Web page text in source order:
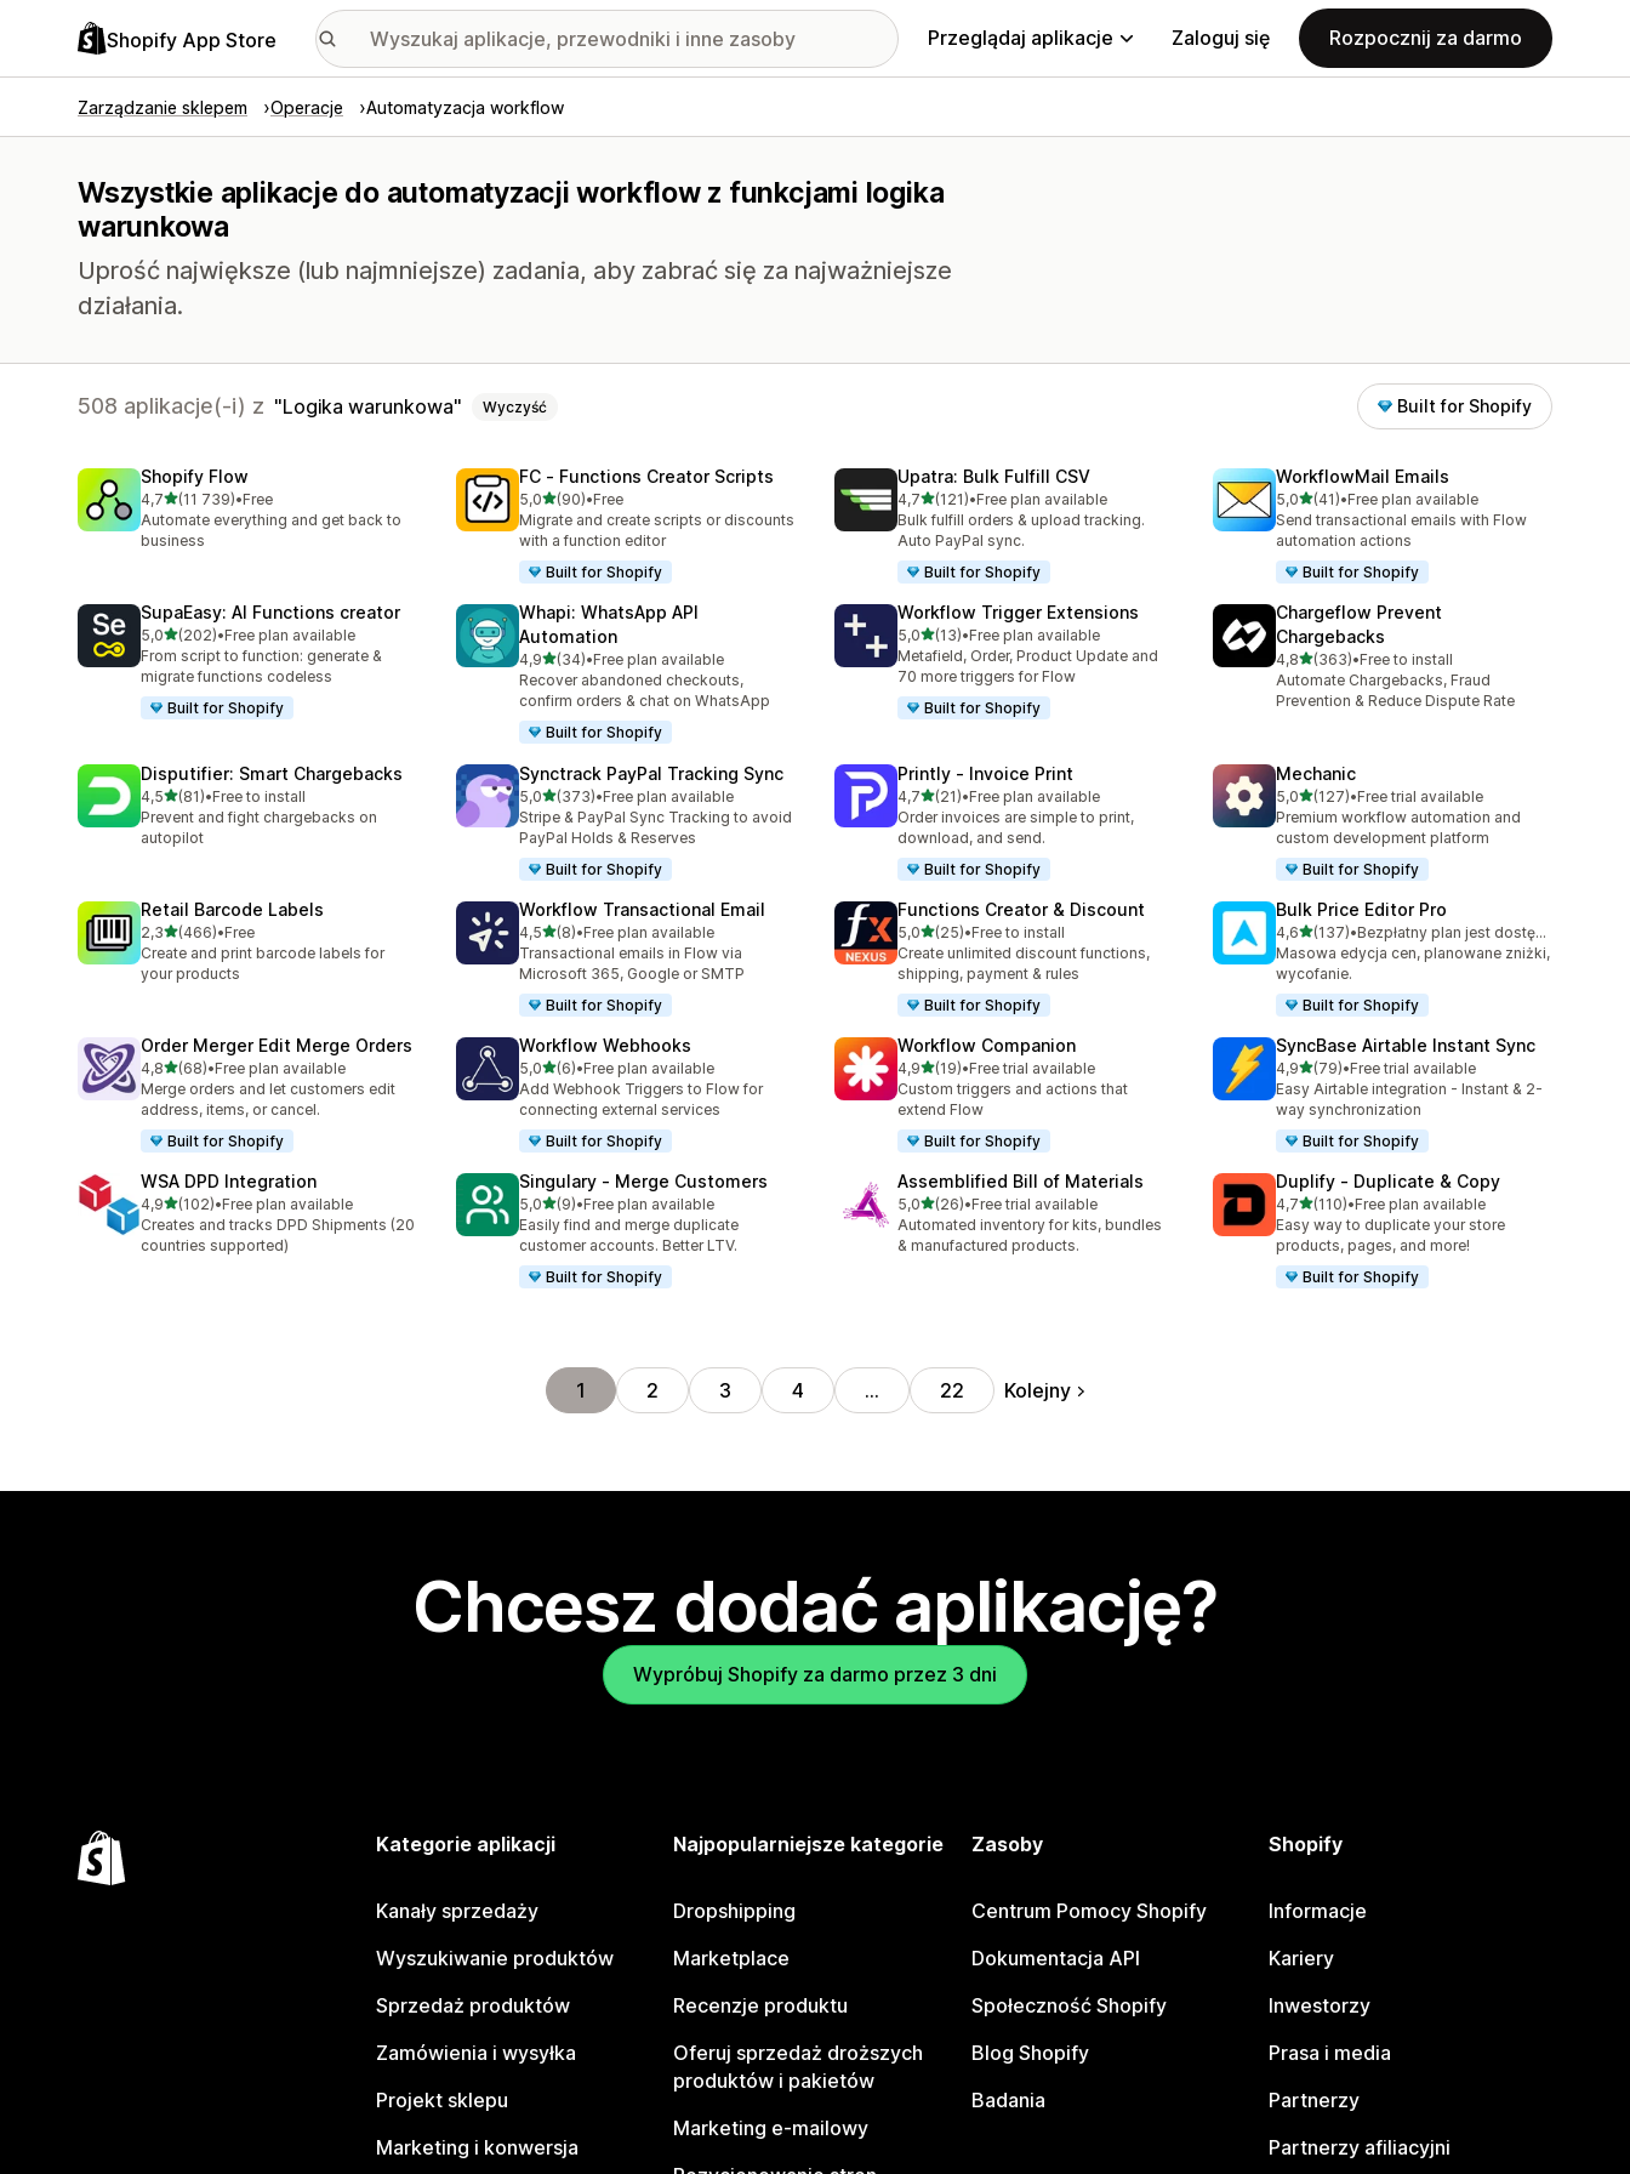
Shopify App Store Przeglądaj aplikacje Zaloguj się Rozpocznij za darmo
Zarządzanie sklepem Operacje Automatyzacja workflow
Wszystkie aplikacje do automatyzacji workflow z funkcjami logika
warunkowa
Uprość największe (lub najmniejsze) zadania, aby zabrać się za najważniejsze
działania.
508 aplikacje(-i) z Logika warunkowa Wyczyść Built for Shopify
Shopify Flow
4,7na 5 gwiazdek
(11 739)
Łączna liczba recenzji: 11739
•Free
Automate everything and get back to
business
FC ‑ Functions Creator Scripts
5,0na 5 gwiazdek
(90)
Łączna liczba recenzji: 90
•Free
Migrate and create scripts or discounts
with a function editor
Built for Shopify
Upatra: Bulk Fulfill CSV
4,7na 5 gwiazdek
(121)
Łączna liczba recenzji: 121
•Free plan available
Bulk fulfill orders & upload tracking.
Auto PayPal sync.
Built for Shopify
WorkflowMail Emails
5,0na 5 gwiazdek
(41)
Łączna liczba recenzji: 41
•Free plan available
Send transactional emails with Flow
automation actions
Built for Shopify
SupaEasy: AI Functions creator
5,0na 5 gwiazdek
(202)
Łączna liczba recenzji: 202
•Free plan available
From script to function: generate &
migrate functions codeless
Built for Shopify
Whapi: WhatsApp API
Automation
4,9na 5 gwiazdek
(34)
Łączna liczba recenzji: 34
•Free plan available
Recover abandoned checkouts,
confirm orders & chat on WhatsApp
Built for Shopify
Workflow Trigger Extensions
5,0na 5 gwiazdek
(13)
Łączna liczba recenzji: 13
•Free plan available
Metafield, Order, Product Update and
70 more triggers for Flow
Built for Shopify
Chargeflow Prevent
Chargebacks
4,8na 5 gwiazdek
(363)
Łączna liczba recenzji: 363
•Free to install
Automate Chargebacks, Fraud
Prevention & Reduce Dispute Rate
Disputifier: Smart Chargebacks
4,5na 5 gwiazdek
(81)
Łączna liczba recenzji: 81
•Free to install
Prevent and fight chargebacks on
autopilot
Synctrack PayPal Tracking Sync
5,0na 5 gwiazdek
(373)
Łączna liczba recenzji: 373
•Free plan available
Stripe & PayPal Sync Tracking to avoid
PayPal Holds & Reserves
Built for Shopify
Printly ‑ Invoice Print
4,7na 5 gwiazdek
(21)
Łączna liczba recenzji: 21
•Free plan available
Order invoices are simple to print,
download, and send.
Built for Shopify
Mechanic
5,0na 5 gwiazdek
(127)
Łączna liczba recenzji: 127
•Free trial available
Premium workflow automation and
custom development platform
Built for Shopify
Retail Barcode Labels
2,3na 5 gwiazdek
(466)
Łączna liczba recenzji: 466
•Free
Create and print barcode labels for
your products
Workflow Transactional Email
4,5na 5 gwiazdek
(8)
Łączna liczba recenzji: 8
•Free plan available
Transactional emails in Flow via
Microsoft 365, Google or SMTP
Built for Shopify
Functions Creator & Discount
5,0na 5 gwiazdek
(25)
Łączna liczba recenzji: 25
•Free to install
Create unlimited discount functions,
shipping, payment & rules
Built for Shopify
Bulk Price Editor Pro
4,6na 5 gwiazdek
(137)
Łączna liczba recenzji: 137
•
Bezpłatny plan jest dostępny
Masowa edycja cen, planowane zniżki,
wycofanie.
Built for Shopify
Order Merger Edit Merge Orders
4,8na 5 gwiazdek
(68)
Łączna liczba recenzji: 68
•Free plan available
Merge orders and let customers edit
address, items, or cancel.
Built for Shopify
Workflow Webhooks
5,0na 5 gwiazdek
(6)
Łączna liczba recenzji: 6
•Free plan available
Add Webhook Triggers to Flow for
connecting external services
Built for Shopify
Workflow Companion
4,9na 5 gwiazdek
(19)
Łączna liczba recenzji: 19
•Free trial available
Custom triggers and actions that
extend Flow
Built for Shopify
SyncBase Airtable Instant Sync
4,9na 5 gwiazdek
(79)
Łączna liczba recenzji: 79
•Free trial available
Easy Airtable integration - Instant & 2-
way synchronization
Built for Shopify
WSA DPD Integration
4,9na 5 gwiazdek
(102)
Łączna liczba recenzji: 102
•Free plan available
Creates and tracks DPD Shipments (20
countries supported)
Singulary ‑ Merge Customers
5,0na 5 gwiazdek
(9)
Łączna liczba recenzji: 9
•Free plan available
Easily find and merge duplicate
customer accounts. Better LTV.
Built for Shopify
Assemblified Bill of Materials
5,0na 5 gwiazdek
(26)
Łączna liczba recenzji: 26
•Free trial available
Automated inventory for kits, bundles
& manufactured products.
Duplify ‑ Duplicate & Copy
4,7na 5 gwiazdek
(110)
Łączna liczba recenzji: 110
•Free plan available
Easy way to duplicate your store
products, pages, and more!
Built for Shopify
1 2 3 4 … 22 Kolejny
Chcesz dodać aplikację?
Wypróbuj Shopify za darmo przez 3 dni
Kategorie aplikacji
Kanały sprzedaży
Wyszukiwanie produktów
Sprzedaż produktów
Zamówienia i wysyłka
Projekt sklepu
Marketing i konwersja
Najpopularniejsze kategorie
Dropshipping
Marketplace
Recenzje produktu
Oferuj sprzedaż droższych
produktów i pakietów
Marketing e-mailowy
Zasoby
Centrum Pomocy Shopify
Dokumentacja API
Społeczność Shopify
Blog Shopify
Badania
Shopify
Informacje
Kariery
Inwestorzy
Prasa i media
Partnerzy
Partnerzy afiliacyjni